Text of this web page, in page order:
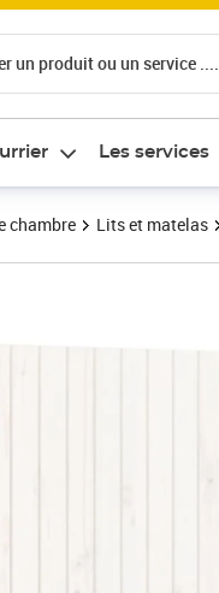
un produit ou un service ....
Les services
chambre Lits et matelas